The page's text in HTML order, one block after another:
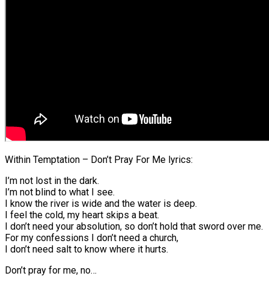
Within Temptation – Don’t Pray For Me lyrics:
I’m not lost in the dark.
I’m not blind to what I see.
I know the river is wide and the water is deep.
I feel the cold, my heart skips a beat.
I don’t need your absolution, so don’t hold that sword over me.
For my confessions I don’t need a church,
I don’t need salt to know where it hurts.
Don’t pray for me, no…